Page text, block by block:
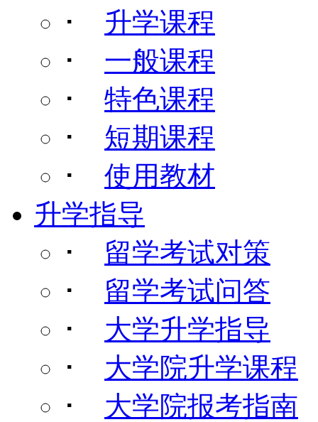
･ 升学课程
･ 一般课程
･ 特色课程
･ 短期课程
･ 使用教材
升学指导
･ 留学考试对策
･ 留学考试问答
･ 大学升学指导
･ 大学院升学课程
･ 大学院报考指南